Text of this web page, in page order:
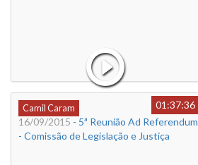
Camil Caram
01:37:36
16/09/2015 - 5ª Reunião Ad Referendum
- Comissão de Legislação e Justiça